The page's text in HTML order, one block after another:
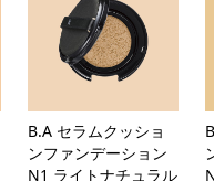
B.A セラムクッショ
ンファンデーション
N1 ライトナチュラル